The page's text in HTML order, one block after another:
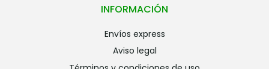
INFORMACIÓN
envíos express
aviso legal